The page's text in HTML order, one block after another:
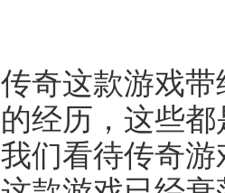
传奇这款游戏
的经历，这些
我们看待传奇